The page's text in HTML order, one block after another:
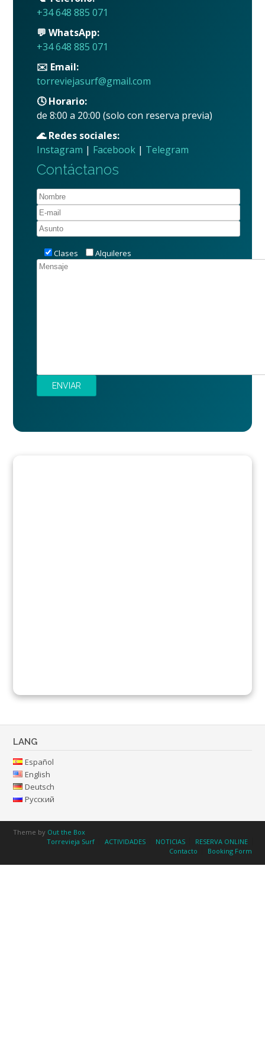
+34 648 885 071
💬 WhatsApp:
+34 648 885 071
✉️ Email:
torreviejasurf@gmail.com
🕓 Horario:
de 8:00 a 20:00 (solo con reserva previa)
🌊 Redes sociales:
Instagram | Facebook | Telegram
Contáctanos
Clases Alquileres
LANG
Español
English
Deutsch
Русский
Theme by Out the Box
Torrevieja Surf
ACTIVIDADES NOTICIAS
RESERVA ONLINE
Contacto
Booking Form